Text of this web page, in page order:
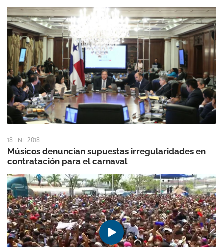
18 ENE 2018
Músicos denuncian supuestas irregularidades en
contratación para el carnaval